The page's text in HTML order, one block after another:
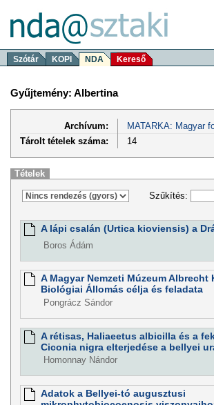
Szótár KOPI NDA Kereső
Gyűjtemény: Albertina
Archívum:
MATARKA: Magyar
Tárolt tételek száma:
14
Tételek
Szűkítés:
A lápi csalán (Urtica kioviensis) a
Boros Ádám
A Magyar Nemzeti Múzeum Albrecht
Biológiai Állomás célja és feladata
Pongrácz Sándor
A rétisas, Haliaeetus albicilla és a
Ciconia nigra elterjedése a bellyei
Homonnay Nándor
Adatok a Bellyei-tó augusztusi